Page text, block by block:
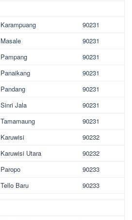
Karampuang
90231
Masale
90231
Pampang
90231
Panaikang
90231
Pandang
90231
Sinri Jala
90231
Tamamaung
90231
Karuwisi
90232
Karuwisi Utara
90232
Paropo
90233
Tello Baru
90233